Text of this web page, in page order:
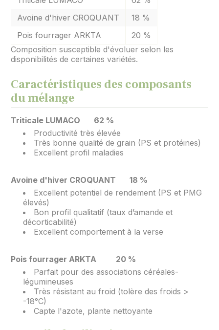
Avoine d'hiver CROQUANT
18 %
Pois fourrager ARKTA
20 %
Composition susceptible d'évoluer selon les
disponibilités de certaines variétés.
Caractéristiques des composants
du mélange
Triticale LUMACO
62 %
Productivité très élevée
Très bonne qualité de grain (PS et protéines)
Excellent profil maladies
Avoine d'hiver CROQUANT
18 %
Excellent potentiel de rendement (PS et PMG
élevés)
Bon profil qualitatif (taux d’amande et
décorticabilité)
Excellent comportement à la verse
Pois fourrager ARKTA
20 %
Parfait pour des associations céréales-
légumineuses
Très résistant au froid (tolère des froids >
-18°C)
Capte l'azote, plante nettoyante